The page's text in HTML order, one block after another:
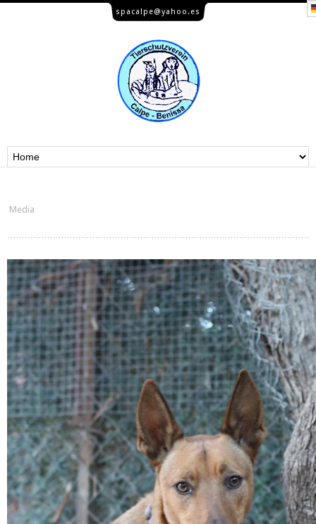
spacalpe@yahoo.es
Media